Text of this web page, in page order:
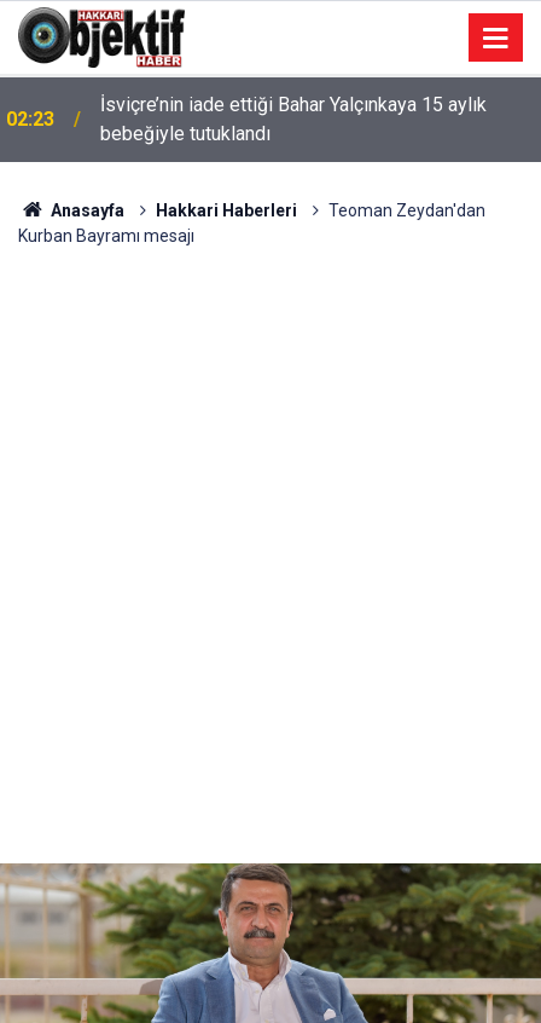
02:06 Hakkari'de 3 dağ keçisi ihale ile öldürülecek
Anasayfa Hakkari Haberleri
Teoman Zeydan'dan
Kurban Bayramı mesajı